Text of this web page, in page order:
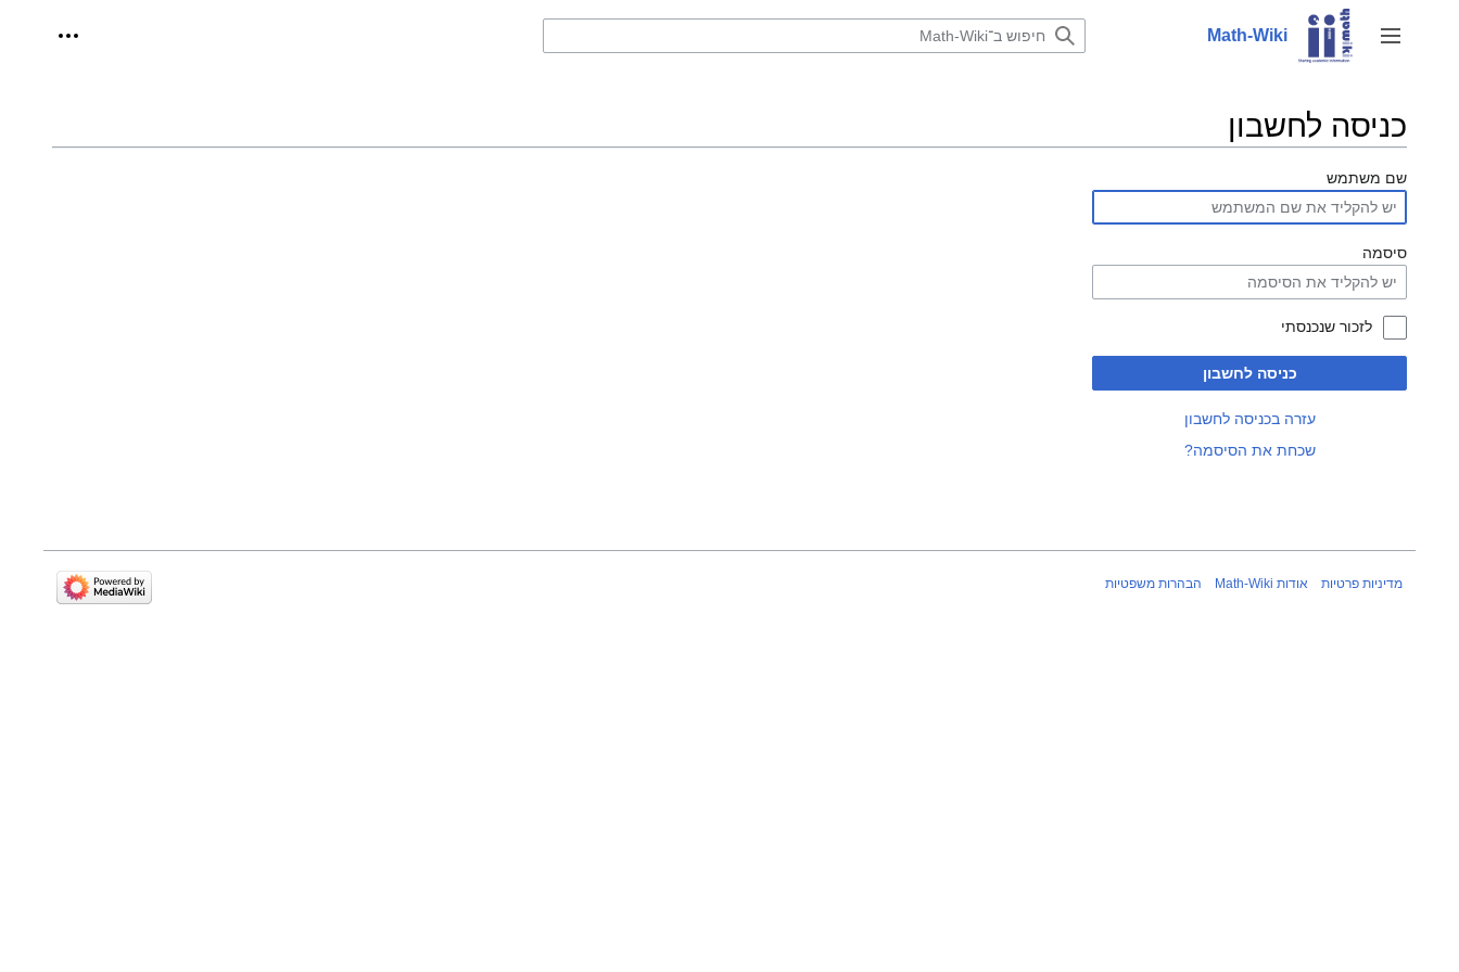
לתוכן
שינוי מצב סרגל צד
Math-Wiki כלים
כניסה לחשבון
שם משתמש
סיסמה
לזכור שנכנסתי
כניסה לחשבון
עזרה בכניסה לחשבון
שכחת את הסיסמה?
מדיניות פרטיות אודות Math-Wiki הבהרות משפטיות